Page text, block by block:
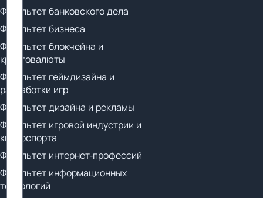
Факультет банковского дела
Факультет бизнеса
Факультет блокчейна и
криптовалюты
Факультет геймдизайна и
разработки игр
Факультет дизайна и рекламы
Факультет игровой индустрии и
киберспорта
Факультет интернет-профессий
Факультет информационных
технологий